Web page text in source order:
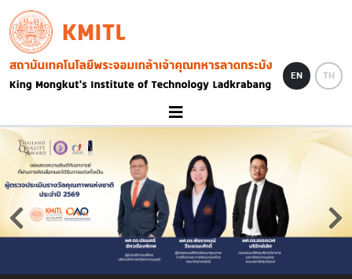
Skip to main content
KMITL
Image
EN TH